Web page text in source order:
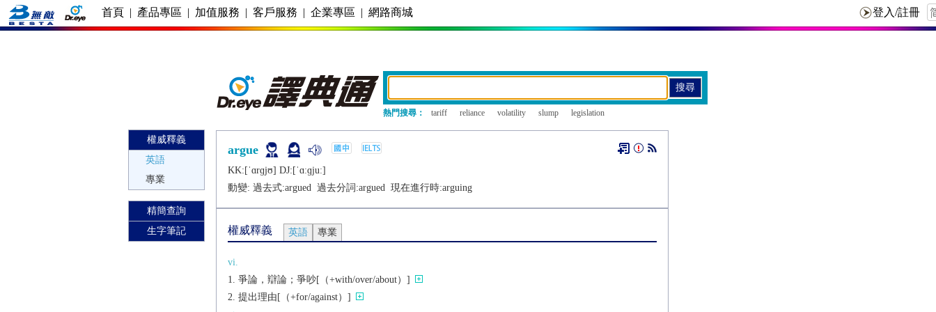
首頁 | 產品專區 | 加值服務 | 客戶服務 | 企業專區 | 網路商城
熱門搜尋： tariff reliance volatility slump legislation
權威釋義
英語
專業
精簡查詢
生字筆記
argue
KK:[ˈɑrɡjʊ] DJ:[ˈɑːɡjuː]
動變: 過去式:argued 過去分詞:argued 現在進行時:arguing
權威釋義 英語 專業
vi.
爭論，辯論；爭吵[（+with/over/about）]
提出理由[（+for/against）]